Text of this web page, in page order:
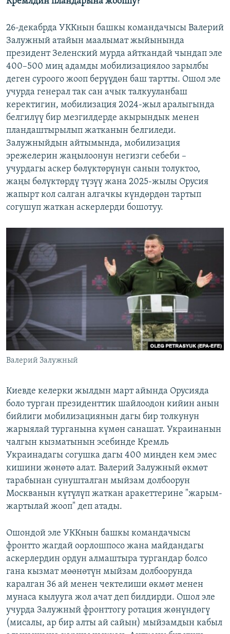
26-декабрда УККнын башкы командачысы Валерий
Залужный атайын маалымат жыйынында
президент Зеленский мурда айткандай чындап эле
400–500 миң адамды мобилизациялоо зарылбы
деген суроого жооп берүүдөн баш тартты. Ошол эле
учурда генерал так сан ачык талкууланбаш
керектигин, мобилизация 2024-жыл аралыгында
белгилүү бир мезгилдерде акырындык менен
пландаштырылып жатканын белгиледи.
Залужныйдын айтымында, мобилизация
эрежелерин жаңылоонун негизги себеби –
учурдагы аскер бөлүктөрүнүн санын толуктоо,
жаңы бөлүктөрдү түзүү жана 2025-жылы Орусия
жапырт кол салган алгачкы күндөрдөн тартып
согушуп жаткан аскерлерди бошотуу.
Валерий Залужный
Киевде келерки жылдын март айында Орусияда
боло турган президенттик шайлоодон кийин анын
бийлиги мобилизациянын дагы бир толкунун
жарыялай турганына күмөн санашат. Украинанын
чалгын кызматынын эсебинде Кремль
Украинадагы согушка дагы 400 миңден кем эмес
кишини жөнөтө алат. Валерий Залужный өкмөт
тарабынан сунушталган мыйзам долбоорун
Москванын күтүлүп жаткан аракеттерине "жарым-
жартылай жооп" деп атады.
Ошондой эле УККнын башкы командачысы
фронтто жагдай оорлошпосо жана майдандагы
аскерлердин ордун алмаштыра тургандар болсо
гана кызмат мөөнөтүн мыйзам долбоорунда
каралган 36 ай менен чектелиши өкмөт менен
мунаса кылууга жол ачат деп билдирди. Ошол эле
учурда Залужный фронттогу ротация жөнүндөгү
(мисалы, ар бир алты ай сайын) мыйзамдын кабыл